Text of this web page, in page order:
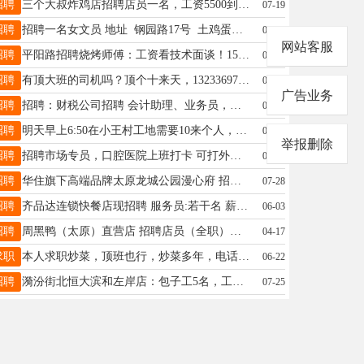
聘 三个大叔炸鸡店招聘店员一名，工资5500到6000工作时间早11:00到晚12:00。地址亲贤街北二条。联系电话15035679550。 07-19
聘 招聘一名女文员 地址 钢园路17号 土鸡蛋仓库 要求年龄45岁以内，熟练电脑，会使用管家婆软件，需要发货收货的记账，出库，开单等。 工作时间 早上8.到中午12点 下午2点到晚上7点。 工资3000-4500 电话15581882888 另外找仓库打包分拣一名，工资2500 07-18
聘 平阳路招聘烧烤师傅：工资看技术面谈！15635157819 07-22
聘 有顶大班的司机吗？顶个十来天，13233697509 07-23
聘 招聘：财税公司招聘 会计助理、业务员，地址南内环财富大厦，薪资面议，联系方式18334783815 08-16
聘 明天早上6:50在小王村工地需要10来个人，去顶人数拍个照就可以走了，一人给的30元，有愿意去的联系18735188376 07-03
聘 招聘市场专员，口腔医院上班打卡 可打外勤卡，时间自由，每月15号发工资 底薪3500 提成 联系人杜先生13037093979 08-02
聘 华住旗下高端品牌太原龙城公园漫心府 招聘 1、酒店自助餐厨师 月薪：7000-8000 缴纳社保，包吃包住，各种员工福利 地址:太原市小店区龙城南街268号30幢 有意者联系：李 18634815000 07-28
聘 齐品达连锁快餐店现招聘 服务员:若干名 薪资:3500+ 要求:年龄18-30岁 保持餐厅卫生，外卖打包 有无经验均可带薪培训 福利待遇:包食宿，每月公休两天 联系人:15234830305 06-03
聘 周黑鸭（太原）直营店 招聘店员（全职）年龄30岁一45岁 上班时间：每天6.5-7个小时（倒班）早9点—16点/晚15：30—22点 上班地点：周黑鸭龙城万达店 薪资待遇：2500+300+100+216+提成+工龄工资+国家法定节日福利+一年后五险 18635767189 04-17
职 本人求职炒菜，顶班也行，炒菜多年，电话18735173583 06-22
聘 漪汾街北恒大滨和左岸店：包子工5名，工资4000，上午5:50-10:30，如果大家干的快，下班更早。下午5:30-9:30,月休两天，不休息，发加班费。咨询电话13653640172 07-25
网站客服
广告业务
举报删除